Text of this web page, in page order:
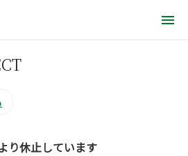
り休止しています